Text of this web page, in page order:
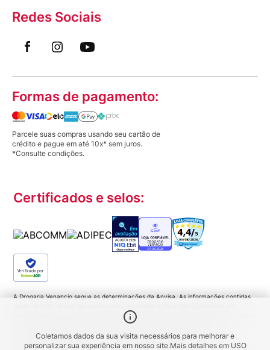
Coletamos dados da sua visita necessários para melhorar e
personalizar sua experiência em nosso site.Mais detalhes em USO
Redes Sociais
Formas de pagamento:
Parcele suas compras usando seu cartão de
crédito e pague em até 10x* sem juros.
*Consulte condições.
Certificados e selos:
Verificada por
A Drogaria Venancio segue as determinações da Anvisa. As informações contidas
hipótese alguma, as orientações dadas pelo profissional da área médica. Somente o
médico está apto a diagnosticar qualquer problema de saúde e prescrever o
tratamento adequado. Ao persistirem os sintomas um médico deverá ser
consultado. Medicamentos podem trazer riscos. Procure o médico e o